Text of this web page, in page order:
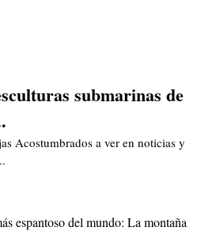
submarinas de
Acostumbrados a ver en noticias y